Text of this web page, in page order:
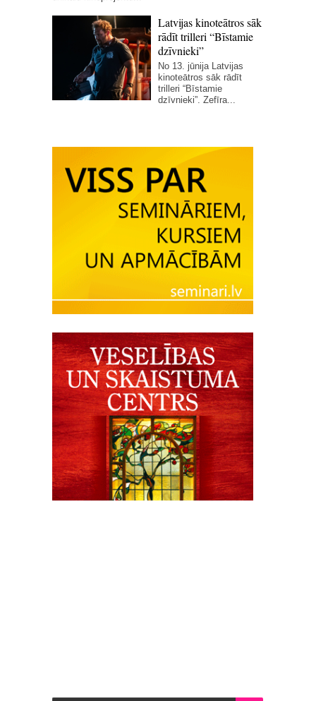
Latvijas kinoteātros sāk
rādīt trilleri “Bīstamie
dzīvnieki”
No 13. jūnija Latvijas
kinoteātros sāk rādīt
trilleri “Bīstamie
dzīvnieki”. Zefīra...